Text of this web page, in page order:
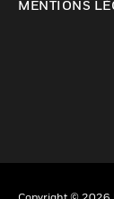
MENTIONS